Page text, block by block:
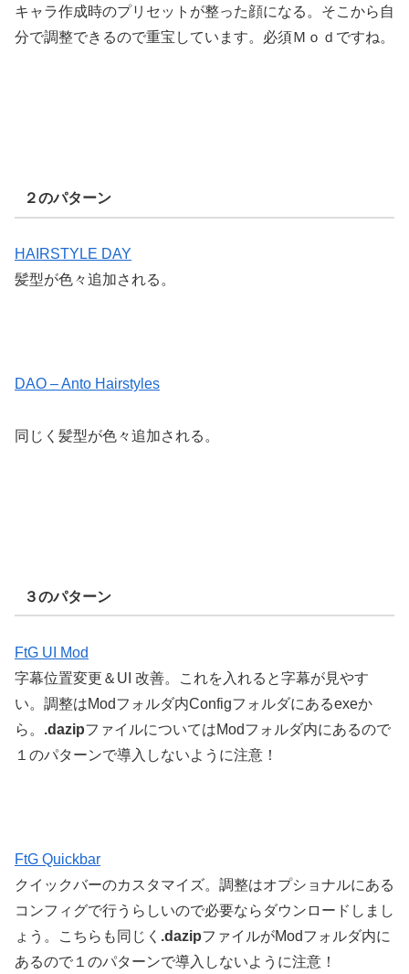
キャラ作成時のプリセットが整った顔になる。そこから自
分で調整できるので重宝しています。必須Ｍｏｄですね。
２のパターン
HAIRSTYLE DAY
髪型が色々追加される。
DAO – Anto Hairstyles
同じく髪型が色々追加される。
３のパターン
FtG UI Mod
字幕位置変更＆UI 改善。これを入れると字幕が見やす
い。調整はModフォルダ内Configフォルダにあるexeか
ら。 .dazipファイルについてはModフォルダ内にあるので
１のパターンで導入しないように注意！
FtG Quickbar
クイックバーのカスタマイズ。調整はオプショナルにある
コンフィグで行うらしいので必要ならダウンロードしまし
ょう。こちらも同じく .dazipファイルがModフォルダ内に
あるので１のパターンで導入しないように注意！